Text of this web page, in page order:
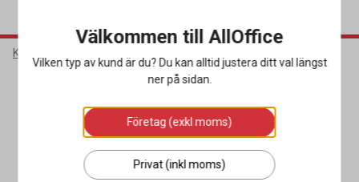
Kök & Servering
Välkommen till AllOffice
Vilken typ av kund är du? Du kan alltid justera ditt val längst
ner på sidan.
Företag (exkl moms)
Privat (inkl moms)